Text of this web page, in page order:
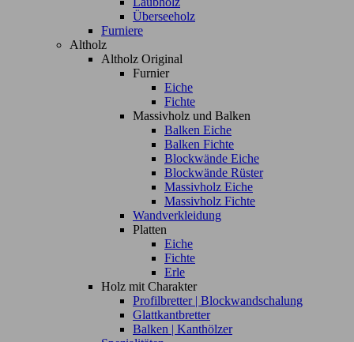
Überseeholz
Furniere
Altholz
Altholz Original
Furnier
Eiche
Fichte
Massivholz und Balken
Balken Eiche
Balken Fichte
Blockwände Eiche
Blockwände Rüster
Massivholz Eiche
Massivholz Fichte
Wandverkleidung
Platten
Eiche
Fichte
Erle
Holz mit Charakter
Profilbretter | Blockwandschalung
Glattkantbretter
Balken | Kanthölzer